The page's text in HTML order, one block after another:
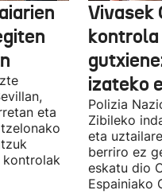
eta
kontrolak
Vivasek
izateko
Polizia
Zibileko
eta
berriro ez
eskatu dio
Espainiako